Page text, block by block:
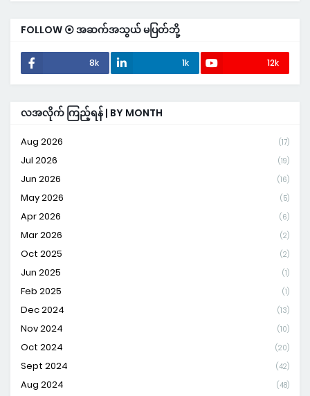
FOLLOW ⦿ အဆက်အသွယ် မပြတ်ဘို့
8k 1k 12k
လအလိုက် ကြည့်ရန် | BY MONTH
Aug 2026 (17)
Jul 2026 (19)
Jun 2026 (16)
May 2026 (5)
Apr 2026 (6)
Mar 2026 (2)
Oct 2025 (2)
Jun 2025 (1)
Feb 2025 (1)
Dec 2024 (13)
Nov 2024 (10)
Oct 2024 (20)
Sept 2024 (42)
Aug 2024 (48)